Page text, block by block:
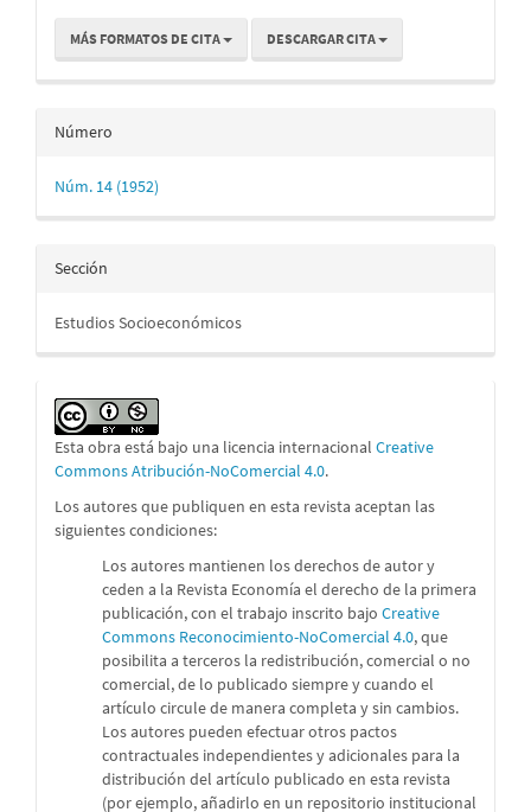
MÁS FORMATOS DE CITA DESCARGAR CITA
Número
Núm. 14 (1952)
Sección
Estudios Socioeconómicos
Esta obra está bajo una licencia internacional Creative
Commons Atribución-NoComercial 4.0.
Los autores que publiquen en esta revista aceptan las
siguientes condiciones:
Los autores mantienen los derechos de autor y
ceden a la Revista Economía el derecho de la primera
publicación, con el trabajo inscrito bajo Creative
Commons Reconocimiento-NoComercial 4.0, que
posibilita a terceros la redistribución, comercial o no
comercial, de lo publicado siempre y cuando el
artículo circule de manera completa y sin cambios.
Los autores pueden efectuar otros pactos
contractuales independientes y adicionales para la
distribución del artículo publicado en esta revista
(por ejemplo, añadirlo en un repositorio institucional